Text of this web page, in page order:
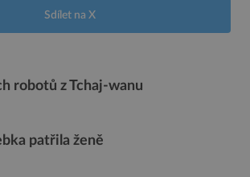
Sdílet na X
robotů z Tchaj-wanu
patřila ženě